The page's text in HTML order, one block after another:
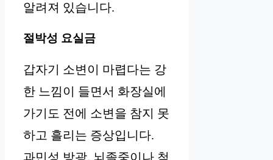
알려져 있습니다.
절박성 요실금
갑자기 소변이 마렵다는 강
한 느낌이 들면서 화장실에
가기도 전에 소변을 참지 못
하고 흘리는 증상입니다.
과민성 방광, 뇌졸중이나 척